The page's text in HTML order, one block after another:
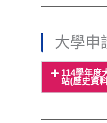
大學申
114學年度
站(歷史資